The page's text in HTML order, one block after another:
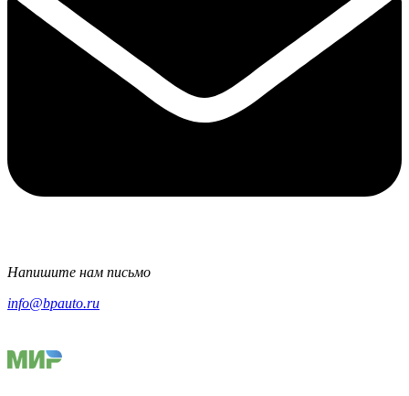
Напишите нам письмо
info@bpauto.ru